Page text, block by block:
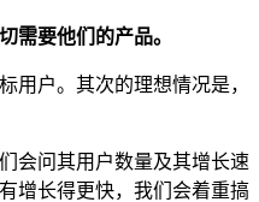
需要他们的产品。
用户。其次的理想情况是，
会问其用户数量及其增长速
增长得更快，我们会着重搞